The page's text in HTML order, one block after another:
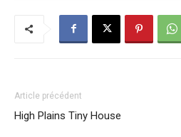
Article précédent
High Plains Tiny House